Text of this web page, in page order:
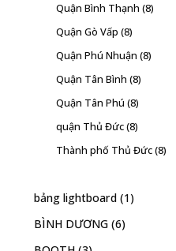
Quận Bình Thạnh (8)
Quận Gò Vấp (8)
Quận Phú Nhuận (8)
Quận Tân Bình (8)
Quận Tân Phú (8)
quận Thủ Đức(8)
Thành phố Thủ Đức(8)
bảng lightboard (1)
BÌNH DƯƠNG (6)